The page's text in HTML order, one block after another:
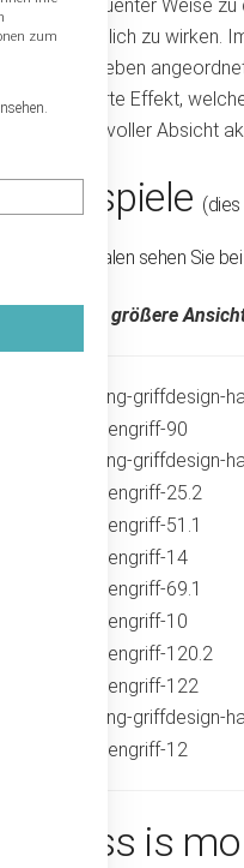
konsequenter Weise
aufdringlich zu wirken.
flächeneben
reduzierte Effekt,
noch in voller Absicht
Beispiele (dies
Griffschalen sehen Sie
für eine größere
„Less is
zum